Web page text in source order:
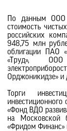
По данным ООО
стоимость
российских
948,75 млн
облигации ПАО
«Труд»,
Орджоникидзе» и
Торги
«Фонд ВДО
на
«Фридом Финанс»